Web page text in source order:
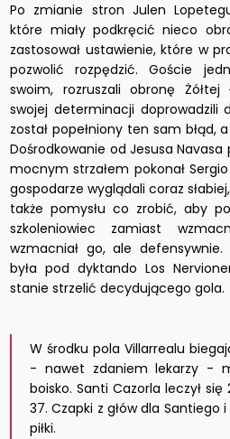
Po zmianie stron Julen
które miały podkręcić nieco
zastosował ustawienie, które w
pozwolić rozpędzić. Goście
swoim, rozruszali obronę
swojej determinacji doprowadzili
został popełniony ten sam błąd,
Dośrodkowanie od Jesusa Navasa
mocnym strzałem pokonał
gospodarze wyglądali coraz
także pomysłu co zrobić, aby
szkoleniowiec zamiast
wzmacniał go, ale
była pod dyktando Los
stanie strzelić decydującego gola.
W środku pola Villarrealu
- nawet zdaniem lekarzy -
boisko. Santi Cazorla leczył się
37. Czapki z głów dla Santiego
piłki.